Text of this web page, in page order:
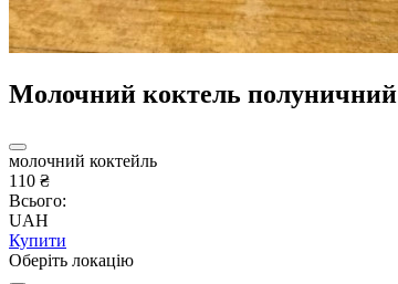
Молочний коктель полуничний
молочний коктейль
110 ₴
Всього:
UAH
Купити
Оберіть локацію